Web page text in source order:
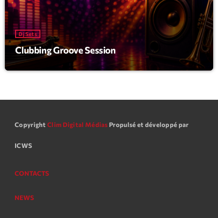
février 2021
mars 2020
Artists
Concerts
Events
Dj Sets
Clubbing Groove Session
Copyright Clim Digital Médias Propulsé et développé par
ICWS
CONTACTS
NEWS